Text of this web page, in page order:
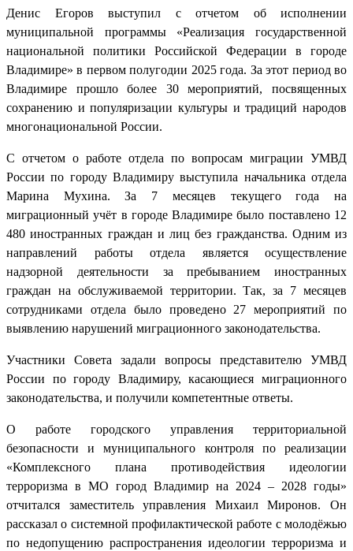
Денис Егоров выступил с отчетом об исполнении
муниципальной программы «Реализация государственной
национальной политики Российской Федерации в городе
Владимире» в первом полугодии 2025 года. За этот период во
Владимире прошло более 30 мероприятий, посвященных
сохранению и популяризации культуры и традиций народов
многонациональной России.
С отчетом о работе отдела по вопросам миграции УМВД
России по городу Владимиру выступила начальника отдела
Марина Мухина. За 7 месяцев текущего года на
миграционный учёт в городе Владимире было поставлено 12
480 иностранных граждан и лиц без гражданства. Одним из
направлений работы отдела является осуществление
надзорной деятельности за пребыванием иностранных
граждан на обслуживаемой территории. Так, за 7 месяцев
сотрудниками отдела было проведено 27 мероприятий по
выявлению нарушений миграционного законодательства.
Участники Совета задали вопросы представителю УМВД
России по городу Владимиру, касающиеся миграционного
законодательства, и получили компетентные ответы.
О работе городского управления территориальной
безопасности и муниципального контроля по реализации
«Комплексного плана противодействия идеологии
терроризма в МО город Владимир на 2024 – 2028 годы»
отчитался заместитель управления Михаил Миронов. Он
рассказал о системной профилактической работе с молодёжью
по недопущению распространения идеологии терроризма и